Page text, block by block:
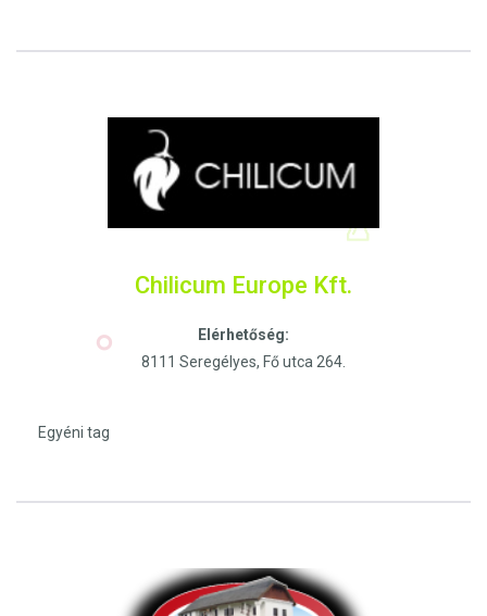
Chilicum Europe Kft.
Elérhetőség:
8111 Seregélyes, Fő utca 264.
Egyéni tag